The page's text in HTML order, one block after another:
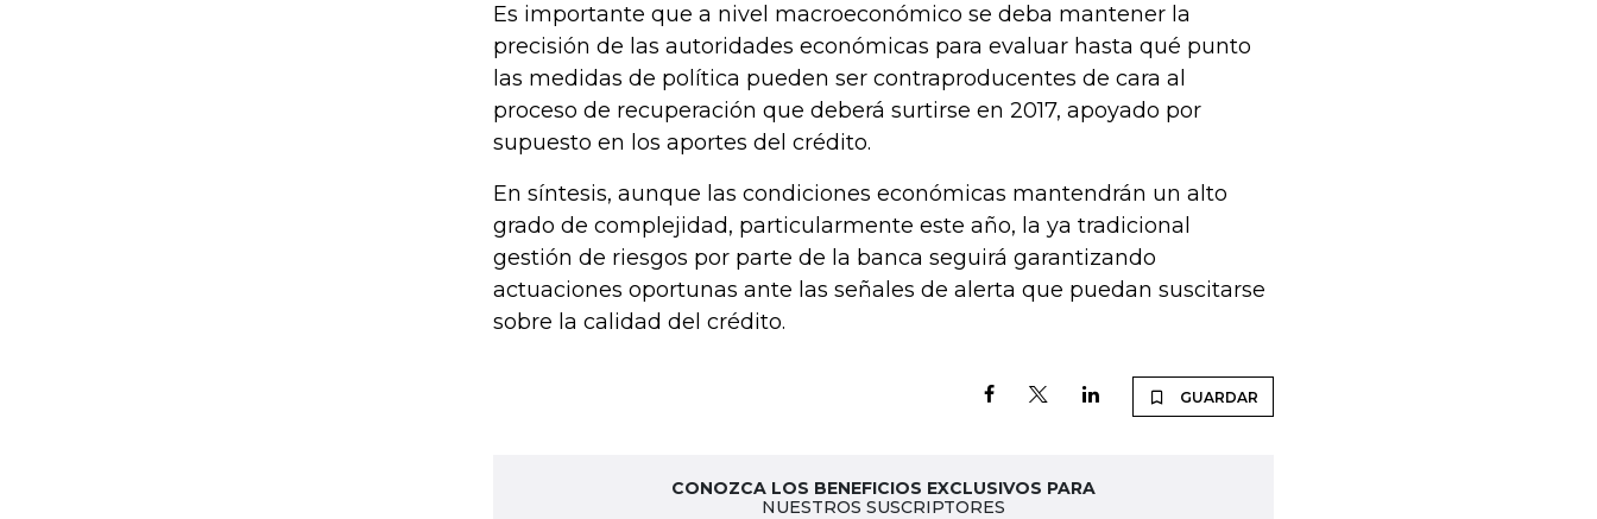
Es importante que a nivel macroeconómico se deba mantener la
precisión de las autoridades económicas para evaluar hasta qué punto
las medidas de política pueden ser contraproducentes de cara al
proceso de recuperación que deberá surtirse en 2017, apoyado por
supuesto en los aportes del crédito.
En síntesis, aunque las condiciones económicas mantendrán un alto
grado de complejidad, particularmente este año, la ya tradicional
gestión de riesgos por parte de la banca seguirá garantizando
actuaciones oportunas ante las señales de alerta que puedan suscitarse
sobre la calidad del crédito.
GUARDAR
CONOZCA LOS BENEFICIOS EXCLUSIVOS PARA
NUESTROS SUSCRIPTORES